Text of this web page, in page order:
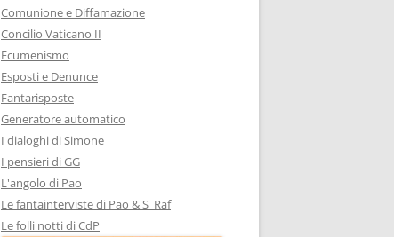
Comunione e Diffamazione
Concilio Vaticano II
Ecumenismo
Esposti e Denunce
Fantarisposte
Generatore automatico
I dialoghi di Simone
I pensieri di GG
L'angolo di Pao
Le fantainterviste di Pao & S_Raf
Le folli notti di CdP